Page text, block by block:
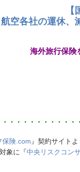
航空各社の運休、
海外旅行保険
・・・・・・・・・
保険.com 』契約サイト
象に『中央リスクコン